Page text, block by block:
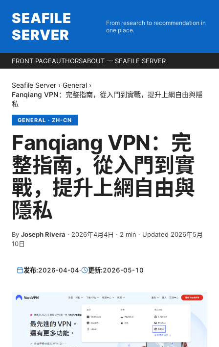
SEAFILE
SERVER
From research to recommendation in
one place.
FRONT PAGEAUTHORSABOUT — SEAFILE SERVER
Seafile Server › General ›
Fanqiang VPN：完整指南，從入門到實戰，提升上網自由與隱
私
GENERAL · ZH-CN
Fanqiang VPN：完
整指南，從入門到實
戰，提升上網自由與
隱私
By Joseph Rivera · 2026年4月4日 · 2 min · Updated 2026年5月
10日
发布:2026-04-04· 更新:2026-05-10